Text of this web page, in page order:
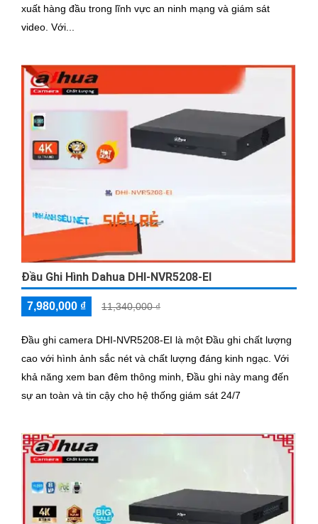
xuất hàng đầu trong lĩnh vực an ninh mạng và giám sát
video. Với...
Đầu Ghi Hình Dahua DHI-NVR5208-EI
7,980,000 ₫ 11,340,000 ₫
Đầu ghi camera DHI-NVR5208-EI là một Đầu ghi chất lượng
cao với hình ảnh sắc nét và chất lượng đáng kinh ngạc. Với
khả năng xem ban đêm thông minh, Đầu ghi này mang đến
sự an toàn và tin cậy cho hệ thống giám sát 24/7